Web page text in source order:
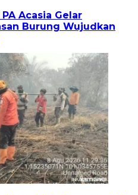
Acasia Gelar
Burung Wujudkan